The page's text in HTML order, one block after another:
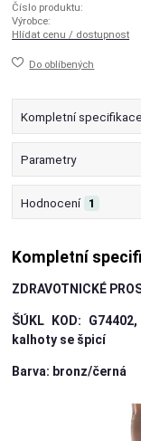
Číslo produktu:
Výrobce:
Hlídat cenu / dostupnost
Do oblíbených
Kompletní specifikace
Parametry
Hodnocení 1
Kompletní
Z DRAVOTNICKÉ
ŠÚKL KOD:
kalhoty se špicí
Barva: bronz/černá